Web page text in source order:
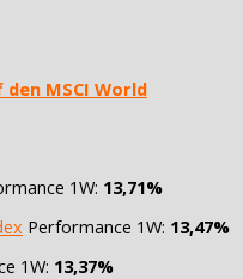
MSCI World
1W: 13,71%
Performance 1W: 13,47%
1W: 13,37%